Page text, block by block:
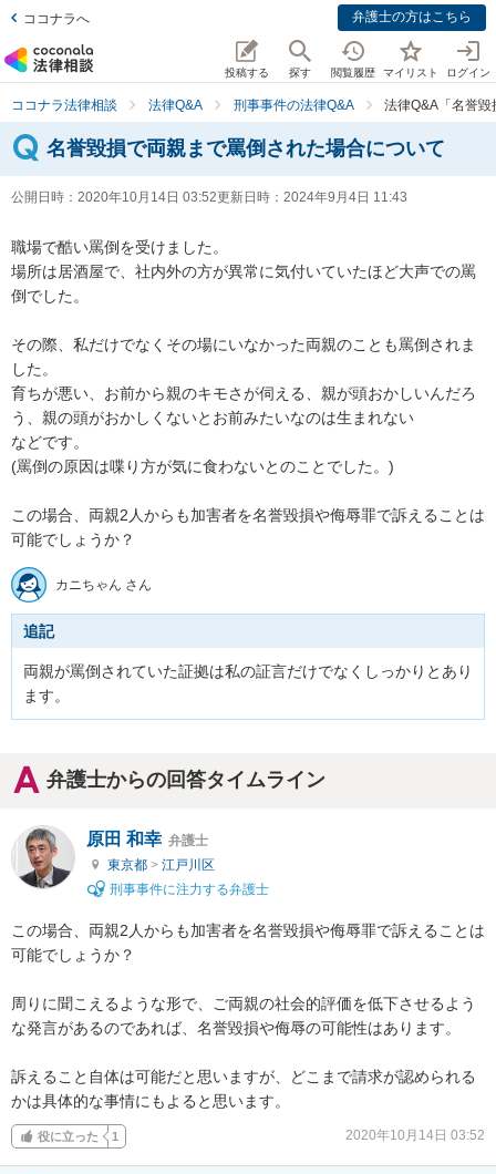
ココナラへ 弁護士の方はこちら
投稿する 探す 閲覧履歴 マイリスト ログイン
ココナラ法律相談 法律Q&A 刑事事件の法律Q&A 法律Q&A「名誉
名誉毀損で両親まで罵倒された場合について
公開日時： 2020年10月14日 03:52更新日時： 2024年9月4日 11:43
職場で酷い罵倒を受けました。
場所は居酒屋で、社内外の方が異常に気付いていたほど大声での罵
倒でした。
その際、私だけでなくその場にいなかった両親のことも罵倒されま
した。
育ちが悪い、お前から親のキモさが伺える、親が頭おかしいんだろ
う、親の頭がおかしくないとお前みたいなのは生まれない
などです。
(罵倒の原因は喋り方が気に食わないとのことでした。)
この場合、両親2人からも加害者を名誉毀損や侮辱罪で訴えることは
可能でしょうか？
カニちゃん さん
追記
両親が罵倒されていた証拠は私の証言だけでなくしっかりとあり
ます。
弁護士からの回答タイムライン
原田 和幸 弁護士
東京都 > 江戸川区
刑事事件に注力する弁護士
この場合、両親2人からも加害者を名誉毀損や侮辱罪で訴えることは
可能でしょうか？
周りに聞こえるような形で、ご両親の社会的評価を低下させるよう
な発言があるのであれば、名誉毀損や侮辱の可能性はあります。
訴えること自体は可能だと思いますが、どこまで請求が認められる
かは具体的な事情にもよると思います。
役に立った 1 2020年10月14日 03:52